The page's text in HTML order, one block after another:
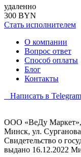
удаленно
300 BYN
Стать исполнителем
О компании
Вопрос ответ
Способ оплаты
Блог
Контакты
Написать в Telegram
ООО «ВеДу Маркет»,
Минск, ул.
Свидетельство о
выдано 16.12.2022